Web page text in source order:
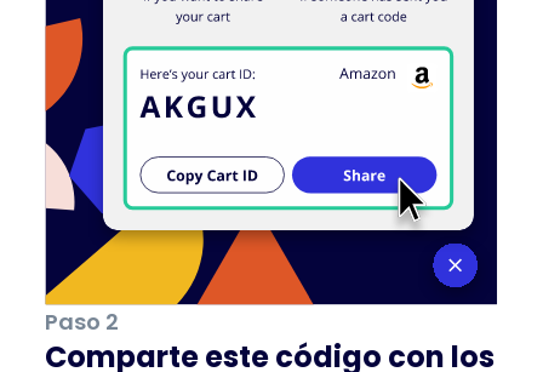
Paso 2
Comparte este código con los